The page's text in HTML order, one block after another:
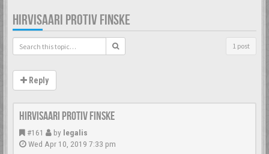
HIRVISAARI PROTIV FINSKE
1 post
Reply
Hirvisaari protiv Finske
#161 by legalis
Wed Apr 10, 2019 7:33 pm